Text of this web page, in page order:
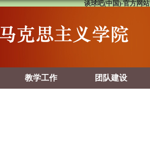
谈球吧(中国)-官方网站
教学工作 团队建设